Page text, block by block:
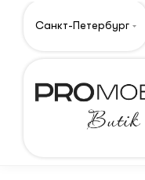
Санкт-Петербург